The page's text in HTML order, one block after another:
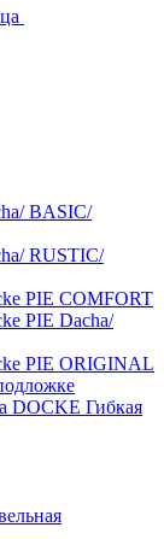
BASIC/
RUSTIC/
PIE COMFORT
PIE Dacha/
PIE ОRIGINАL
DOCKE Гибкая